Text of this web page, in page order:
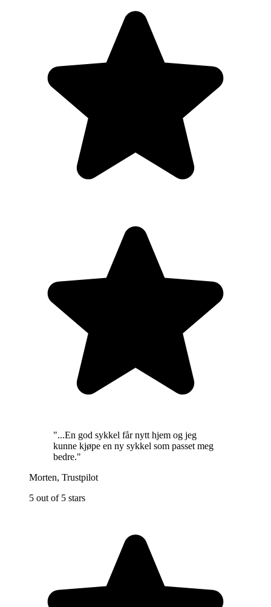
"...En god sykkel får nytt hjem og jeg
kunne kjøpe en ny sykkel som passet meg
bedre."
Morten, Trustpilot
5 out of 5 stars